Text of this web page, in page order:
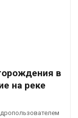
в
на реке